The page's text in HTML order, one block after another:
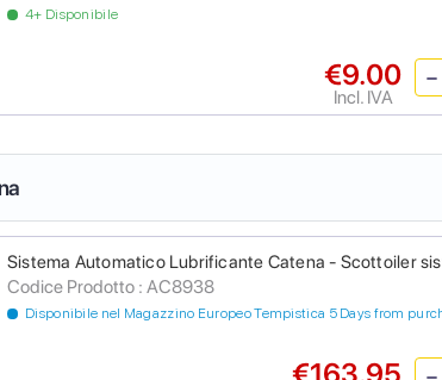
4+ Disponibile
€9.00
Incl. IVA
Sistema Automatico Lubrificante Catena - Scottoiler
Codice Prodotto : AC8938
Disponibile nel Magazzino Europeo Tempistica 5 Days from